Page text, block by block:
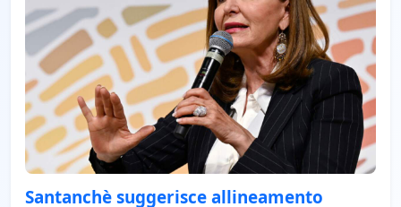
Santanchè suggerisce allineamento